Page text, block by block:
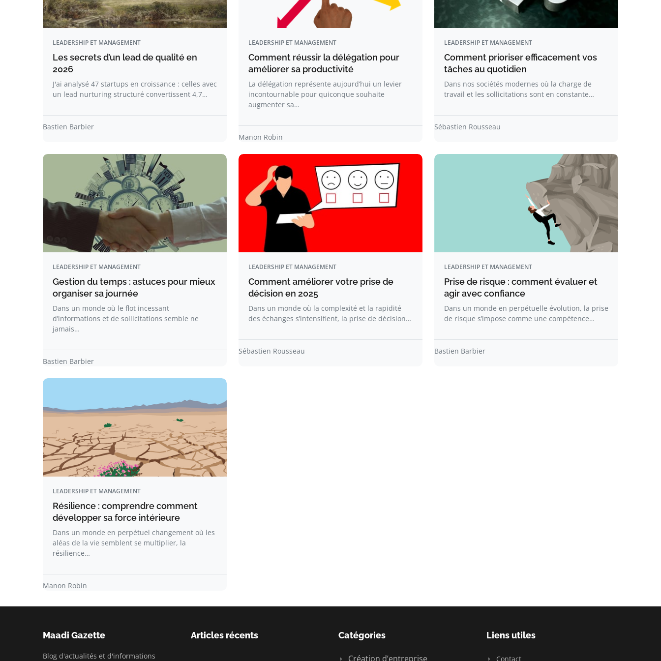
LEADERSHIP ET MANAGEMENT
Les secrets d’un lead de qualité en
2026
J'ai analysé 47 startups en croissance : celles avec
un lead nurturing structuré convertissent 4,7…
Bastien Barbier
LEADERSHIP ET MANAGEMENT
Comment réussir la délégation pour
améliorer sa productivité
La délégation représente aujourd’hui un levier
incontournable pour quiconque souhaite
augmenter sa…
Manon Robin
LEADERSHIP ET MANAGEMENT
Comment prioriser efficacement vos
tâches au quotidien
Dans nos sociétés modernes où la charge de
travail et les sollicitations sont en constante…
Sébastien Rousseau
LEADERSHIP ET MANAGEMENT
Gestion du temps : astuces pour mieux
organiser sa journée
Dans un monde où le flot incessant
d’informations et de sollicitations semble ne
jamais…
Bastien Barbier
LEADERSHIP ET MANAGEMENT
Comment améliorer votre prise de
décision en 2025
Dans un monde où la complexité et la rapidité
des échanges s’intensifient, la prise de décision…
Sébastien Rousseau
LEADERSHIP ET MANAGEMENT
Prise de risque : comment évaluer et
agir avec confiance
Dans un monde en perpétuelle évolution, la prise
de risque s’impose comme une compétence…
Bastien Barbier
LEADERSHIP ET MANAGEMENT
Résilience : comprendre comment
développer sa force intérieure
Dans un monde en perpétuel changement où les
aléas de la vie semblent se multiplier, la
résilience…
Manon Robin
Maadi Gazette
Blog d'actualités et d'informations
Articles récents Catégories
Création d’entreprise
Liens utiles
Contact